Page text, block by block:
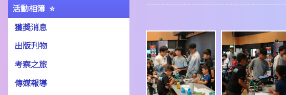
活動相簿
獲獎消息
出版刋物
考察之旅
傳媒報導